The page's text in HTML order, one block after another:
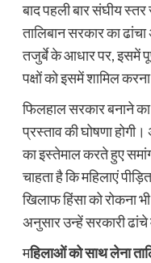
बाद पहली बार संघीय
तालिबान सरकार का
तजुर्बे के आधार पर, इसमें
पक्षों को इसमें शामिल
फिलहाल सरकार बनाने
प्रस्ताव की घोषणा
का इस्तेमाल करते हुए
चाहता है कि महिलाएं
खिलाफ हिंसा को रोकना
अनुसार उन्हें सरकारी ढांचे
महिलाओं को साथ लेना